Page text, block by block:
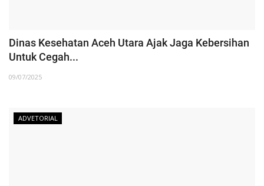
Dinas Kesehatan Aceh Utara Ajak Jaga Kebersihan
Untuk Cegah...
09/07/2025
ADVETORIAL